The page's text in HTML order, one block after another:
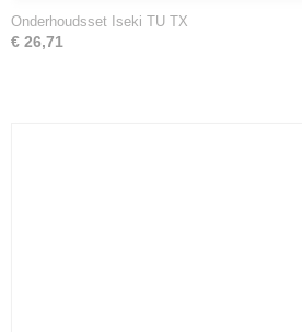
Onderhoudsset Iseki TU TX
€ 26,71